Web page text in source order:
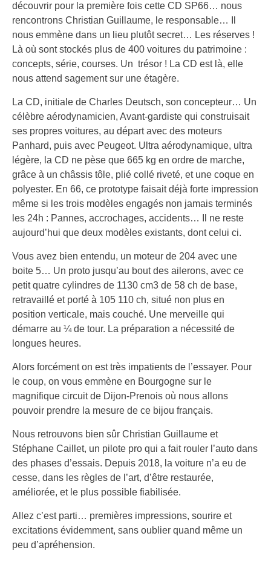
découvrir pour la première fois cette CD SP66… nous
rencontrons Christian Guillaume, le responsable… Il
nous emmène dans un lieu plutôt secret… Les réserves !
Là où sont stockés plus de 400 voitures du patrimoine :
concepts, série, courses. Un trésor ! La CD est là, elle
nous attend sagement sur une étagère.
La CD, initiale de Charles Deutsch, son concepteur… Un
célèbre aérodynamicien, Avant-gardiste qui construisait
ses propres voitures, au départ avec des moteurs
Panhard, puis avec Peugeot. Ultra aérodynamique, ultra
légère, la CD ne pèse que 665 kg en ordre de marche,
grâce à un châssis tôle, plié collé riveté, et une coque en
polyester. En 66, ce prototype faisait déjà forte impression
même si les trois modèles engagés non jamais terminés
les 24h : Pannes, accrochages, accidents… Il ne reste
aujourd’hui que deux modèles existants, dont celui ci.
Vous avez bien entendu, un moteur de 204 avec une
boite 5… Un proto jusqu’au bout des ailerons, avec ce
petit quatre cylindres de 1130 cm3 de 58 ch de base,
retravaillé et porté à 105 110 ch, situé non plus en
position verticale, mais couché. Une merveille qui
démarre au ¼ de tour. La préparation a nécessité de
longues heures.
Alors forcément on est très impatients de l’essayer. Pour
le coup, on vous emmène en Bourgogne sur le
magnifique circuit de Dijon-Prenois où nous allons
pouvoir prendre la mesure de ce bijou français.
Nous retrouvons bien sûr Christian Guillaume et
Stéphane Caillet, un pilote pro qui a fait rouler l’auto dans
des phases d’essais. Depuis 2018, la voiture n’a eu de
cesse, dans les règles de l’art, d’être restaurée,
améliorée, et le plus possible fiabilisée.
Allez c’est parti… premières impressions, sourire et
excitations évidemment, sans oublier quand même un
peu d’apréhension.